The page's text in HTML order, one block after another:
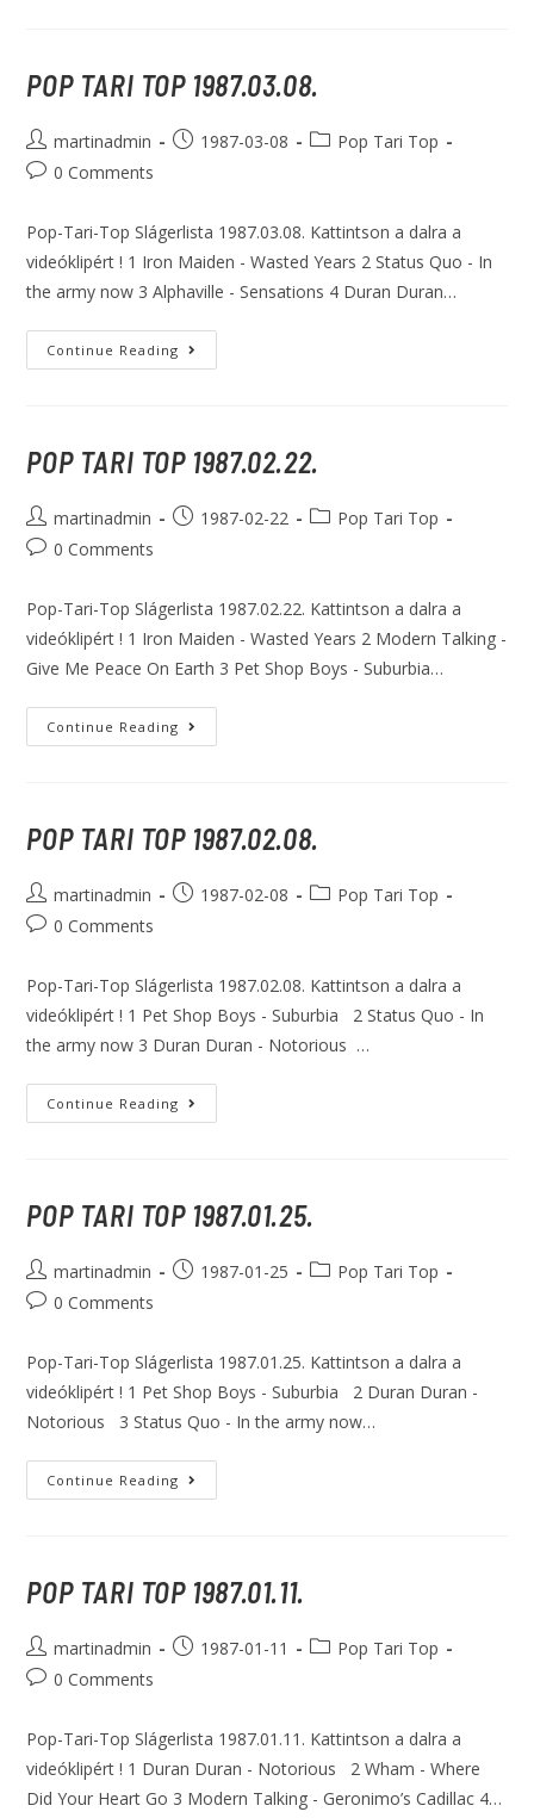
POP TARI TOP 1987.03.08.
martinadmin 1987-03-08
Pop Tari Top
0 Comments
Pop-Tari-Top Slágerlista 1987.03.08. Kattintson a dalra a
videóklipért ! 1 Iron Maiden - Wasted Years 2 Status Quo - In
the army now 3 Alphaville - Sensations 4 Duran Duran…
Continue Reading
POP TARI TOP 1987.02.22.
martinadmin 1987-02-22
Pop Tari Top
0 Comments
Pop-Tari-Top Slágerlista 1987.02.22. Kattintson a dalra a
videóklipért ! 1 Iron Maiden - Wasted Years 2 Modern Talking -
Give Me Peace On Earth 3 Pet Shop Boys - Suburbia…
Continue Reading
POP TARI TOP 1987.02.08.
martinadmin 1987-02-08
Pop Tari Top
0 Comments
Pop-Tari-Top Slágerlista 1987.02.08. Kattintson a dalra a
videóklipért ! 1 Pet Shop Boys - Suburbia 2 Status Quo - In
the army now 3 Duran Duran - Notorious …
Continue Reading
POP TARI TOP 1987.01.25.
martinadmin 1987-01-25
Pop Tari Top
0 Comments
Pop-Tari-Top Slágerlista 1987.01.25. Kattintson a dalra a
videóklipért ! 1 Pet Shop Boys - Suburbia 2 Duran Duran -
Notorious 3 Status Quo - In the army now…
Continue Reading
POP TARI TOP 1987.01.11.
martinadmin 1987-01-11
Pop Tari Top
0 Comments
Pop-Tari-Top Slágerlista 1987.01.11. Kattintson a dalra a
videóklipért ! 1 Duran Duran - Notorious 2 Wham - Where
Did Your Heart Go 3 Modern Talking - Geronimo’s Cadillac 4…